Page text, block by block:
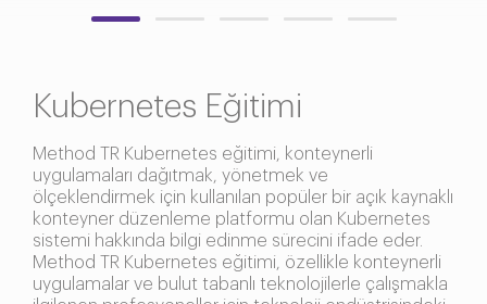
Kubernetes Eğitimi
Method TR Kubernetes eğitimi, konteynerli
uygulamaları dağıtmak, yönetmek ve
ölçeklendirmek için kullanılan popüler bir açık kaynaklı
konteyner düzenleme platformu olan Kubernetes
sistemi hakkında bilgi edinme sürecini ifade eder.
Method TR Kubernetes eğitimi, özellikle konteynerli
uygulamalar ve bulut tabanlı teknolojilerle çalışmakla